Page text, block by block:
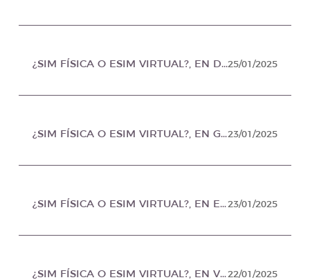
¿SIM FÍSICA O ESIM VIRTUAL?, EN DIRECTO MÉXICO25/01/2025
¿SIM FÍSICA O ESIM VIRTUAL?, EN GEEK AND LIFE MÉXICO23/01/2025
¿SIM FÍSICA O ESIM VIRTUAL?, EN EMPREFINANZAS MÉXICO23/01/2025
¿SIM FÍSICA O ESIM VIRTUAL?, EN VOCES ESCRITAS MÉXICO22/01/2025